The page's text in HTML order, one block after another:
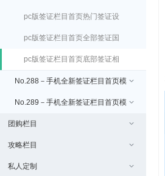
家设置
pc版签证栏目首页热门签证设
置
pc版签证栏目首页全部签证国
家显示规则
pc版签证栏目首页底部签证相
关文章设置
No.288－手机全新签证栏目首页模
板
No.289－手机全新签证栏目首页模
板（免费）
团购栏目
攻略栏目
私人定制